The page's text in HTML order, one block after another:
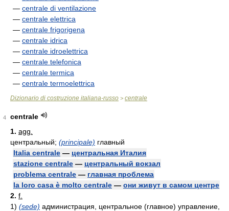
— centrale di ventilazione
— centrale elettrica
— centrale frigorigena
— centrale idrica
— centrale idroelettrica
— centrale telefonica
— centrale termica
— centrale termoelettrica
Dizionario di costruzione italiana-russo > centrale
4
centrale
1. agg.
центральный; (principale) главный
Italia centrale — центральная Италия
stazione centrale — центральный вокзал
problema centrale — главная проблема
la loro casa è molto centrale — они живут в самом центре
2. f.
1) (sede) администрация, центральное (главное) управление,